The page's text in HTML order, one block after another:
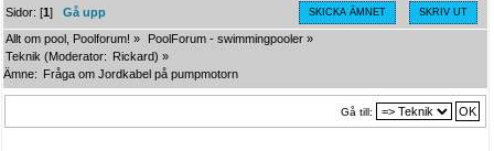
SKICKA ÄMNET SKRIV UT
Sidor: [1]Gå upp
Allt om pool, Poolforum! » PoolForum - swimmingpooler »
Teknik (Moderator: Rickard) »
Ämne: Fråga om Jordkabel på pumpmotorn
Gå till: